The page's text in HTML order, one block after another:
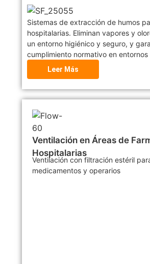
Sistemas de extracción de humos
hospitalarias. Eliminan vapores y
un entorno higiénico y seguro, y
cumplimiento normativo en entornos
Leer Más
Ventilación en Áreas de
Hospitalarias
Ventilación con filtración estéril
medicamentos y operarios